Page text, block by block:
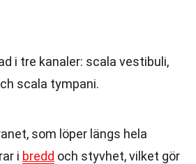
i tre kanaler: scala vestibuli,
scala tympani.
som löper längs hela
i bredd och styvhet, vilket gör